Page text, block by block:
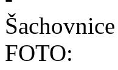
FOTO: